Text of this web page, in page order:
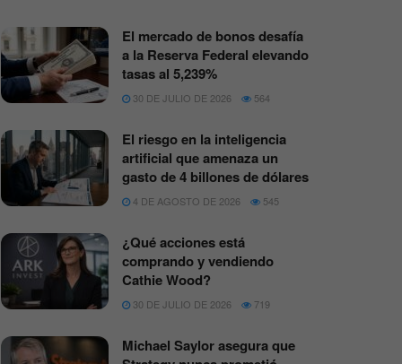
El mercado de bonos desafía
a la Reserva Federal elevando
tasas al 5,239%
30 DE JULIO DE 2026 564
El riesgo en la inteligencia
artificial que amenaza un
gasto de 4 billones de dólares
4 DE AGOSTO DE 2026 545
¿Qué acciones está
comprando y vendiendo
Cathie Wood?
30 DE JULIO DE 2026 719
Michael Saylor asegura que